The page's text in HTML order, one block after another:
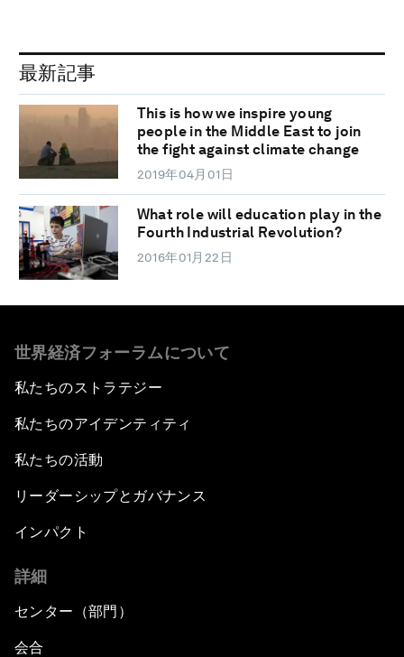
最新記事
This is how we inspire young
people in the Middle East to join
the fight against climate change
2019年04月01日
What role will education play in the
Fourth Industrial Revolution?
2016年01月22日
世界経済フォーラムについて
私たちのストラテジー
私たちのアイデンティティ
私たちの活動
リーダーシップとガバナンス
インパクト
詳細
センター（部門）
会合